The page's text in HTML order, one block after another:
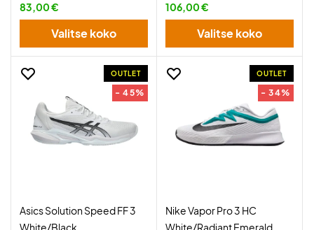
83,00 €
Valitse koko
106,00 €
Valitse koko
OUTLET
- 45%
Asics Solution Speed FF 3
White/Black
OUTLET
- 34%
Nike Vapor Pro 3 HC
White/Radiant Emerald